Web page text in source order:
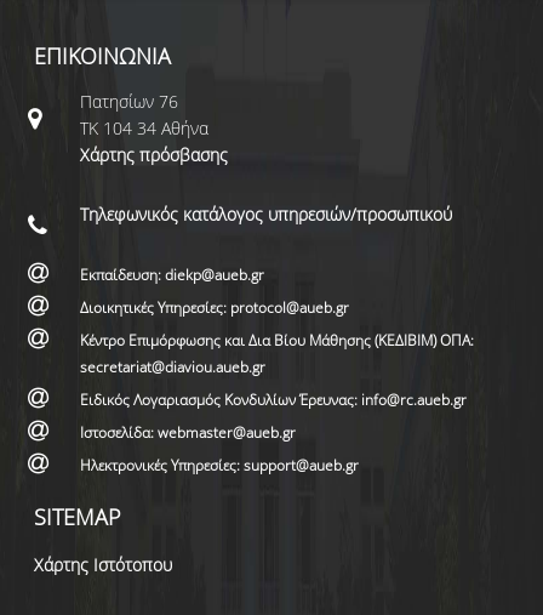
ΕΠΙΚΟΙΝΩΝΙΑ
Πατησίων 76
ΤΚ 104 34 Αθήνα
Χάρτης πρόσβασης
Τηλεφωνικός κατάλογος υπηρεσιών/προσωπικού
Εκπαίδευση: diekp@aueb.gr
Διοικητικές Υπηρεσίες: protocol@aueb.gr
Κέντρο Επιμόρφωσης και Δια Βίου Μάθησης (ΚΕΔΙΒΙΜ) ΟΠΑ:
secretariat@diaviou.aueb.gr
Ειδικός Λογαριασμός Κονδυλίων Έρευνας: info@rc.aueb.gr
Ιστοσελίδα: webmaster@aueb.gr
Ηλεκτρονικές Υπηρεσίες: support@aueb.gr
SITEMAP
Χάρτης Ιστότοπου